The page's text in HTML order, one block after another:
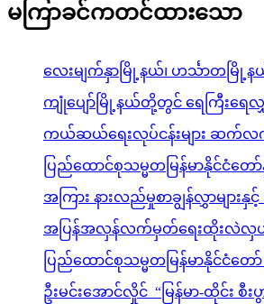
မကြာခင်ကတင်ထားသော
လေးမျက်နှာမြို့နယ်၊ ဟင်္သာတမြို့
ကျုံပျော်မြို့နယ်တို့တွင် ရေကြီးရေလ
ကယ်ဆယ်ရေးလုပ်ငန်းများ ဆက်
ပြည်ထောင်စုသမ္မတမြန်မာနိုင်ငံတေ
အကြား နားလည်မှုစာချွန်လွှာများနှ
အပြန်အလှန်လက်မှတ်ရေးထိုးလဲလှ
ပြည်ထောင်စုသမ္မတမြန်မာနိုင်ငံတေ
ဦးမင်းအောင်လှိုင် “မြန်မာ-ထိုင်း စီ